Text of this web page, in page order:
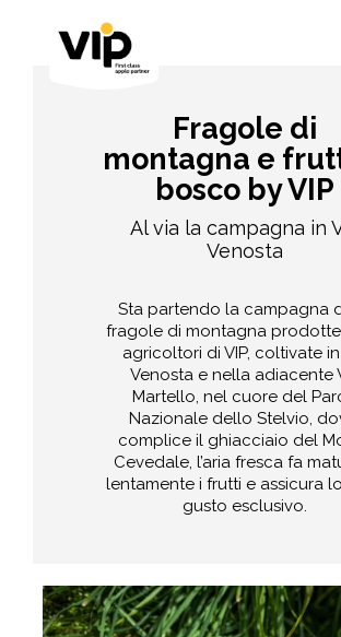
Fragole di
montagna e
bosco by VIP
Al via la campagna in
Venosta
Sta partendo la campagna
fragole di montagna
agricoltori di VIP, coltivate
Venosta e nella adiacente
Martello, nel cuore del
Nazionale dello Stelvio,
complice il ghiacciaio del
Cevedale, l’aria fresca fa
lentamente i frutti e assicura
gusto esclusivo.